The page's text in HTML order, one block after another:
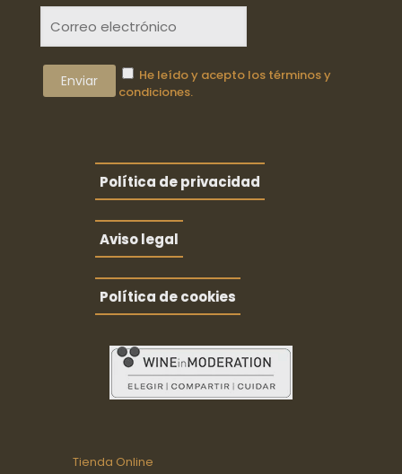
He leído y acepto los términos y
condiciones.
Política de privacidad
Aviso legal
Política de cookies
Tienda Online